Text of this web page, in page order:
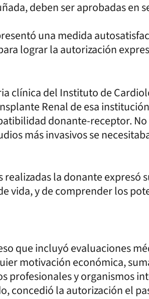
deben ser aprobadas en
una medida
lograr la autorización
clínica del Instituto de
Renal de esa institución
donante-receptor.
más invasivos se
la donante expresó
vida, y de comprender los
que incluyó evaluaciones
motivación económica,
profesionales y organismos
concedió la autorización el